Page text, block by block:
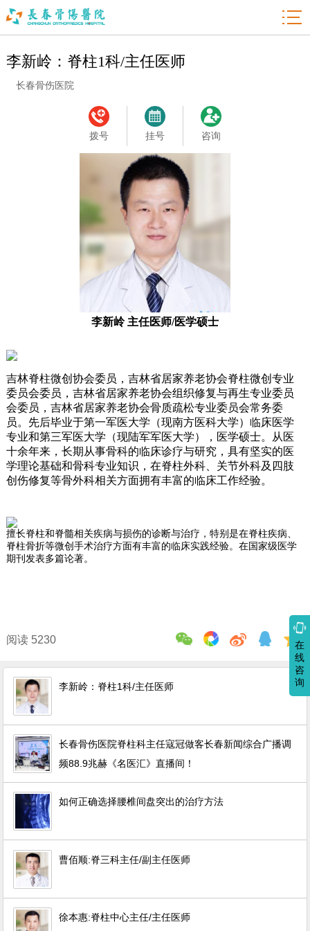

李新岭：脊柱1科/主任医师
长春骨伤医院
拨号 挂号 咨询
李新岭 主任医师/医学硕士
吉林脊柱微创协会委员，吉林省居家养老协会脊柱微创专业
委员会委员，吉林省居家养老协会组织修复与再生专业委员
会委员，吉林省居家养老协会骨质疏松专业委员会常务委
员。先后毕业于第一军医大学（现南方医科大学）临床医学
专业和第三军医大学（现陆军军医大学），医学硕士。从医
十余年来，长期从事骨科的临床诊疗与研究，具有坚实的医
学理论基础和骨科专业知识，在脊柱外科、关节外科及四肢
创伤修复等骨外科相关方面拥有丰富的临床工作经验。
擅长脊柱和脊髓相关疾病与损伤的诊断与治疗，特别是在脊柱疾病、
脊柱骨折等微创手术治疗方面有丰富的临床实践经验。在国家级医学
期刊发表多篇论著。
阅读 5230
李新岭：脊柱1科/主任医师
长春骨伤医院脊柱科主任寇冠做客长春新闻综合广播调
频88.9兆赫《名医汇》直播间！
如何正确选择腰椎间盘突出的治疗方法
曹佰顺:脊三科主任/副主任医师
徐本惠:脊柱中心主任/主任医师

在
线
咨
询